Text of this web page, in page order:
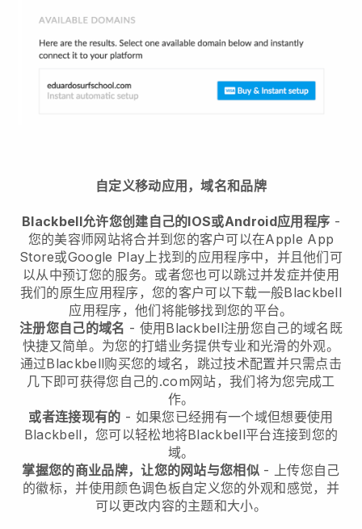
自定义移动应用，域名和品牌
Blackbell允许您创建自己的IOS或Android应用程序 -
您的美容师网站将合并到您的客户可以在Apple App
Store或Google Play上找到的应用程序中，并且他们可
以从中预订您的服务。或者您也可以跳过并发症并使用
我们的原生应用程序，您的客户可以下载一般Blackbell
应用程序，他们将能够找到您的平台。
注册您自己的域名 - 使用Blackbell注册您自己的域名既
快捷又简单。为您的打蜡业务提供专业和光滑的外观。
通过Blackbell购买您的域名，跳过技术配置并只需点击
几下即可获得您自己的.com网站，我们将为您完成工
作。
或者连接现有的 - 如果您已经拥有一个域但想要使用
Blackbell，您可以轻松地将Blackbell平台连接到您的
域。
掌握您的商业品牌，让您的网站与您相似 - 上传您自己
的徽标，并使用颜色调色板自定义您的外观和感觉，并
可以更改内容的主题和大小。